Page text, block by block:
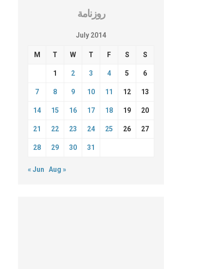
روزنامة
July 2014
M T W T F S S
1 2 3 4 5 6
7 8 9 10 11 12 13
14 15 16 17 18 19 20
21 22 23 24 25 26 27
28 29 30 31
« Jun Aug »